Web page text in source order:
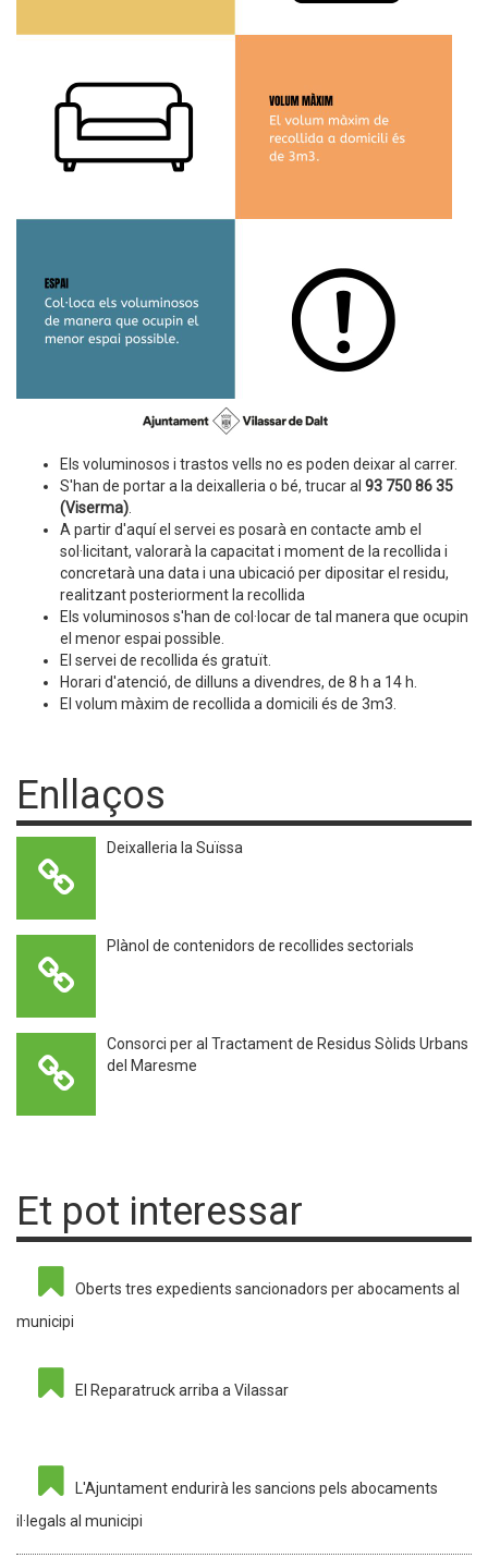
Els voluminosos i trastos vells no es poden deixar al carrer.
S'han de portar a la deixalleria o bé, trucar al 93 750 86 35
(Viserma)
A partir d'aquí el servei es posarà en contacte amb el
sol·licitant, valorarà la capacitat i moment de la recollida i
concretarà una data i una ubicació per dipositar el residu,
realitzant posteriorment la recollida
Els voluminosos s'han de col·locar de tal manera que ocupin
el menor espai possible.
El servei de recollida és gratuït.
Horari d'atenció, de dilluns a divendres, de 8 h a 14 h.
El volum màxim de recollida a domicili és de 3m3.
Enllaços
Deixalleria la Suïssa
Plànol de contenidors de recollides sectorials
Consorci per al Tractament de Residus Sòlids Urbans
del Maresme
Et pot interessar
Oberts tres expedients sancionadors per abocaments al
municipi
El Reparatruck arriba a Vilassar
L'Ajuntament endurirà les sancions pels abocaments
il·legals al municipi